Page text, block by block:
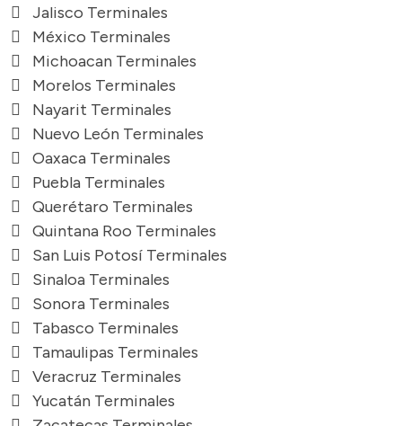
Jalisco Terminales
México Terminales
Michoacan Terminales
Morelos Terminales
Nayarit Terminales
Nuevo León Terminales
Oaxaca Terminales
Puebla Terminales
Querétaro Terminales
Quintana Roo Terminales
San Luis Potosí Terminales
Sinaloa Terminales
Sonora Terminales
Tabasco Terminales
Tamaulipas Terminales
Veracruz Terminales
Yucatán Terminales